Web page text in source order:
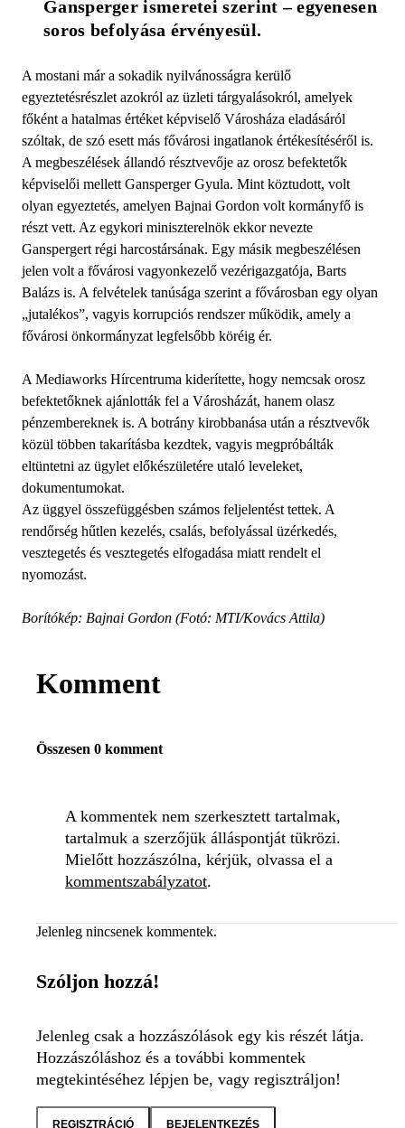
Gansperger ismeretei szerint – egyenesen
soros befolyása érvényesül.
A mostani már a sokadik nyilvánosságra kerülő
egyeztetésrészlet azokról az üzleti tárgyalásokról, amelyek
főként a hatalmas értéket képviselő Városháza eladásáról
szóltak, de szó esett más fővárosi ingatlanok értékesítéséről is.
A megbeszélések állandó résztvevője az orosz befektetők
képviselői mellett Gansperger Gyula. Mint köztudott, volt
olyan egyeztetés, amelyen Bajnai Gordon volt kormányfő is
részt vett. Az egykori miniszterelnök ekkor nevezte
Ganspergert régi harcostársának. Egy másik megbeszélésen
jelen volt a fővárosi vagyonkezelő vezérigazgatója, Barts
Balázs is. A felvételek tanúsága szerint a fővárosban egy olyan
„jutalékos”, vagyis korrupciós rendszer működik, amely a
fővárosi önkormányzat legfelsőbb köréig ér.
A Mediaworks Hírcentruma kiderítette, hogy nemcsak orosz
befektetőknek ajánlották fel a Városházát, hanem olasz
pénzembereknek is. A botrány kirobbanása után a résztvevők
közül többen takarításba kezdtek, vagyis megpróbálták
eltüntetni az ügylet előkészületére utaló leveleket,
dokumentumokat.
Az üggyel összefüggésben számos feljelentést tettek. A
rendőrség hűtlen kezelés, csalás, befolyással üzérkedés,
vesztegetés és vesztegetés elfogadása miatt rendelt el
nyomozást.
Borítókép: Bajnai Gordon (Fotó: MTI/Kovács Attila)
Komment
Összesen 0 komment
A kommentek nem szerkesztett tartalmak,
tartalmuk a szerzőjük álláspontját tükrözi.
Mielőtt hozzászólna, kérjük, olvassa el a
kommentszabályzatot.
Jelenleg nincsenek kommentek.
Szóljon hozzá!
Jelenleg csak a hozzászólások egy kis részét látja.
Hozzászóláshoz és a további kommentek
megtekintéséhez lépjen be, vagy regisztráljon!
REGISZTRÁCIÓ BEJELENTKEZÉS